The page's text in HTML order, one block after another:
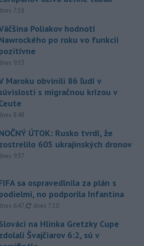
7:18
Poliakov hodnotí
po roku vo funkcii
9:53
Maroku obvinili 86 ľudí v
s migračnou krízou v
8:48
ÚTOK: Rusko tvrdí, že
605 ukrajinských dronov
9:37
sa ospravedlnila za plán s
no podporila Infantina
6:47, aktualizované
dnes 7:10
na Hlinka Gretzky Cupe
Švajčiarov 6:2, sú v